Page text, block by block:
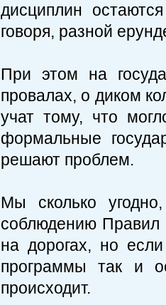
дисциплин
говоря, разной
При этом на
провалах, о диком
учат тому, что
формальные
решают проблем.
Мы сколько
соблюдению Правил
на дорогах, но
программы так и
происходит.